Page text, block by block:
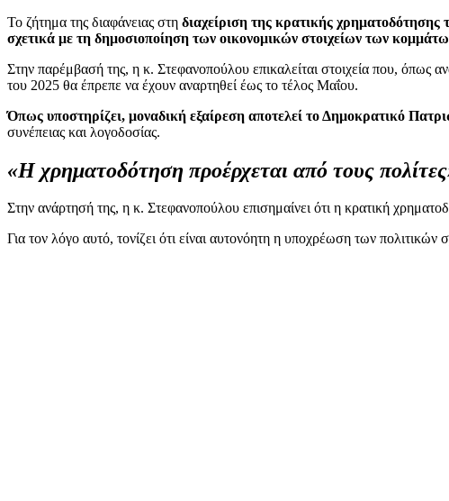
Το ζήτημα της διαφάνειας στη διαχείριση της κρατικής
σχετικά με τη δημοσιοποίηση των οικονομικών στοιχείων των
Στην παρέμβασή της, η κ. Στεφανοπούλου επικαλείται στοιχεία που,
του 2025 θα έπρεπε να έχουν αναρτηθεί έως το τέλος Μαΐου.
Όπως υποστηρίζει, μοναδική εξαίρεση αποτελεί το Δημοκρατικό
συνέπειας και λογοδοσίας.
«Η χρηματοδότηση προέρχεται από τους
Στην ανάρτησή της, η κ. Στεφανοπούλου επισημαίνει ότι η κρατική
Για τον λόγο αυτό, τονίζει ότι είναι αυτονόητη η υποχρέωση των